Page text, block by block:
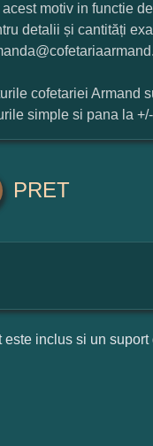
acest motiv in functie
detalii și cantități
cofetariei Armand
simple si pana la
PRET
este inclus si un